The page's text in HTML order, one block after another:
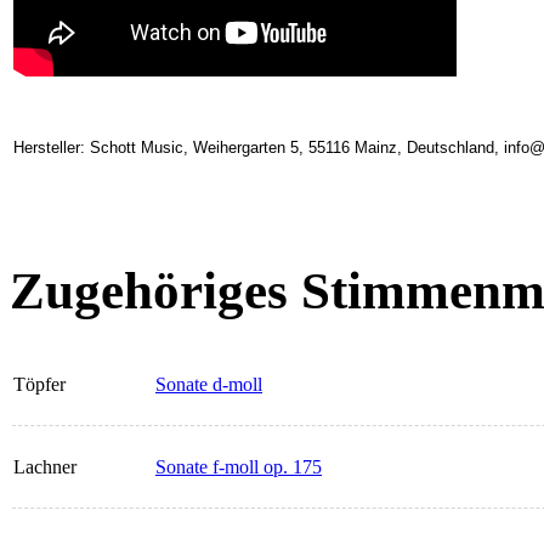
Hersteller: Schott Music, Weihergarten 5, 55116 Mainz, Deutschland,
Zugehöriges
Töpfer Sonate d-moll
Lachner Sonate f-moll op. 175